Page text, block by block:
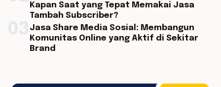
Kapan Saat yang Tepat Memakai Jasa
Tambah Subscriber?
Jasa Share Media Sosial: Membangun
Komunitas Online yang Aktif di Sekitar
Brand